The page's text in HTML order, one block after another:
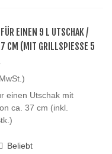
EINEN 9 L UTSCHAK / F
(MIT GRILLSPIESSE 5 ST
einen Utschak mit
ca. 37 cm (inkl.
Beliebt